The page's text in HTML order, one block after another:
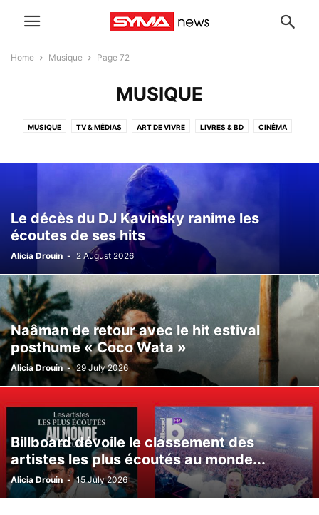
Home Musique Page 72
MUSIQUE
MUSIQUE TV & MÉDIAS ART DE VIVRE LIVRES & BD CINÉMA
COMMUNIQUÉS DE PRESSE ARCHIVES
Le décès du DJ Kavinsky ranime les
écoutes de ses hits
Alicia Drouin - 2 August 2026
Naâman de retour avec le hit estival
posthume « Coco Wata »
Alicia Drouin - 29 July 2026
Billboard dévoile le classement des
artistes les plus écoutés au monde...
Alicia Drouin - 15 July 2026